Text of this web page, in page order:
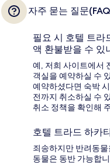
자주 묻는 질문
필요 시 호텔 트라
액 환불받을 수 있
예, 저희 사이트에서
객실을 예약하실 수
예약하셨다면 숙박
전까지 취소하실 수
취소 정책을 확인해
호텔 트라드 하카
죄송하지만 반려동
동물은 동반 가능합